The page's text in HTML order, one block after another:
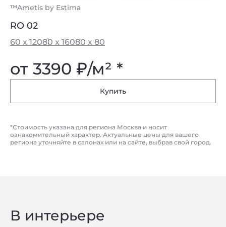
™Ametis by Estima
RO 02
60 x 12080 x 16080 x 80
от 3390 ₽/м² *
Купить
*Стоимость указана для региона Москва и носит
ознакомительный характер. Актуальные цены для вашего
региона уточняйте в салонах или на сайте, выбрав свой город.
В интерьере